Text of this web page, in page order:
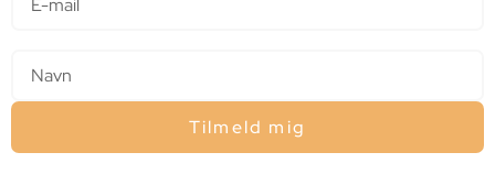
Tilmeld mig